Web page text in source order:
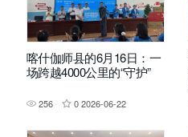
喀什伽师县的6月16日：一
场跨越4000公里的“守护”
256 0 2026-06-22